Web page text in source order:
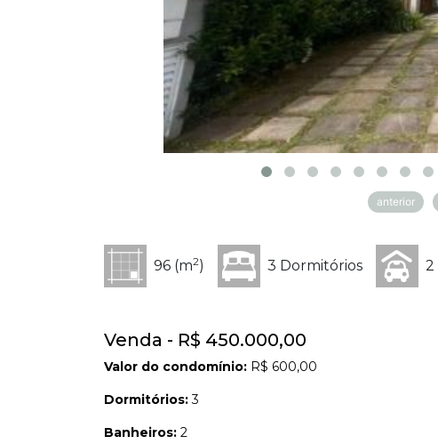
anterior
96 (m2) 3 Dormitórios 2
Venda - R$ 450.000,00
Valor do condomínio: R$ 600,00
Dormitórios:3
Banheiros: 2